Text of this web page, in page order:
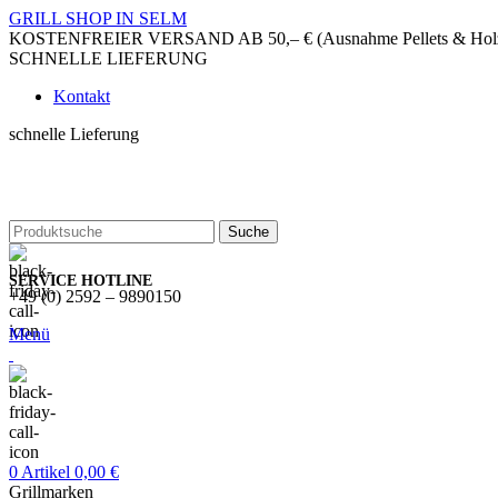
GRILL SHOP IN SELM
KOSTENFREIER VERSAND AB 50,– € (Ausnahme Pellets &
SCHNELLE LIEFERUNG
Kontakt
schnelle Lieferung
Suche
SERVICE HOTLINE
+49 (0) 2592 – 9890150
Menü
0 Artikel 0,00 €
Grillmarken